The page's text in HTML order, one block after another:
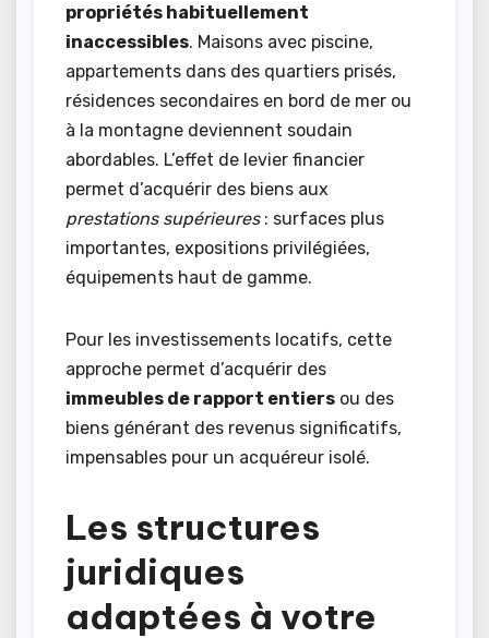
propriétés habituellement
inaccessibles. Maisons avec piscine,
appartements dans des quartiers prisés,
résidences secondaires en bord de mer ou
à la montagne deviennent soudain
abordables. L’effet de levier financier
permet d’acquérir des biens aux
prestations supérieures: surfaces plus
importantes, expositions privilégiées,
équipements haut de gamme.
Pour les investissements locatifs, cette
approche permet d’acquérir des
immeubles de rapport entiers ou des
biens générant des revenus significatifs,
impensables pour un acquéreur isolé.
Les structures
juridiques
adaptées à votre